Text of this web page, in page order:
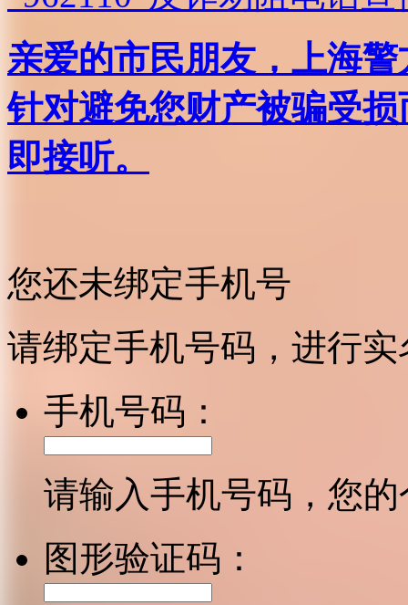
亲爱的市民朋友，上海
针对避免您财产被骗受
即接听。
您还未绑定手机号
请绑定手机号码，进行
手机号码：
请输入手机号码，您
图形验证码：